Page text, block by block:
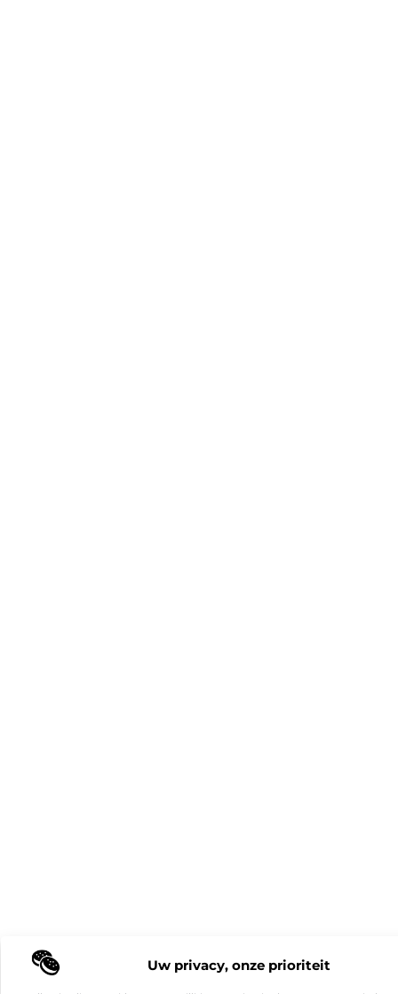
Uw privacy, onze prioriteit